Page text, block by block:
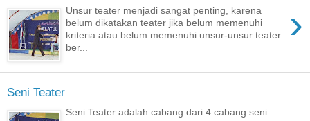
›
Unsur teater menjadi sangat penting, karena
belum dikatakan teater jika belum memenuhi
kriteria atau belum memenuhi unsur-unsur teater
ber...
Seni Teater
Seni Teater adalah cabang dari 4 cabang seni.